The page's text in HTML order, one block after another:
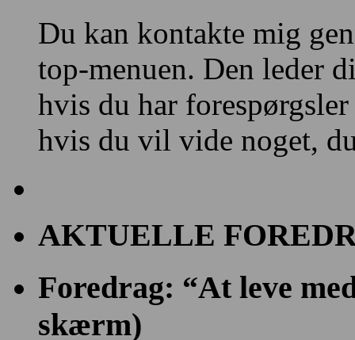
Du kan kontakte mig
top-menuen. Den leder
hvis du har
hvis du vil vide noget,
AKTUELLE
Foredrag: “At leve
skærm)